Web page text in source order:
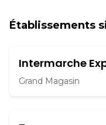
Établissements
Intermarche
Grand Magasin